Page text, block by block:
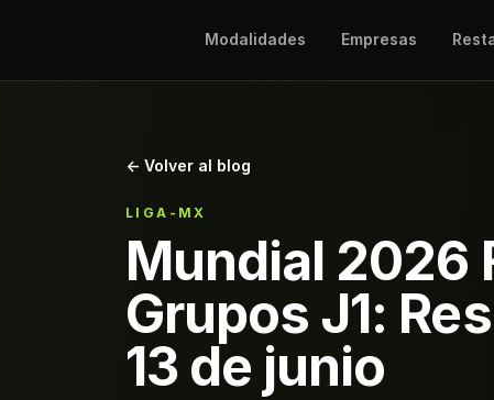
Modalidades Empresas
← Volver al blog
LIGA-MX
Mundial 2026
Grupos J1:
13 de junio